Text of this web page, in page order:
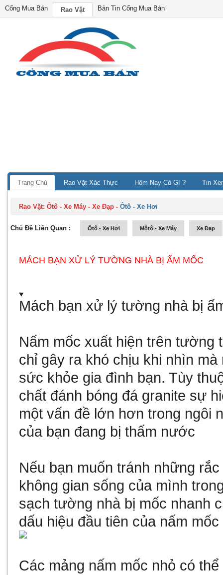
Cổng Mua Bán Rao Vặt Bản Tin Cổng Mua Bán
Trang Chủ Rao Vặt Xác Thực Hôm Nay Có Gì ? Tin
Rao Vặt:Ôtô - Xe Máy - Xe Đạp -Ôtô - Xe Hơi
Chủ Đề Liên Quan : Ôtô - Xe Hơi Môtô - Xe Máy Xe Đạp
MÁCH BẠN XỬ LÝ TƯỜNG NHÀ BỊ ẨM MỐC
Mách bạn xử lý tường nhà bị
Nấm mốc xuất hiện trên tường
chỉ gây ra khó chịu khi nhìn
sức khỏe gia đình bạn. Tùy
chất đánh bóng đá granite sự
một vấn đề lớn hơn trong ngôi
của bạn đang bị thấm nước
Nếu bạn muốn tránh những
không gian sống của mình
sạch tường nhà bị mốc nhanh
dấu hiệu đầu tiên của nấm
Các mảng nấm mốc nhỏ có